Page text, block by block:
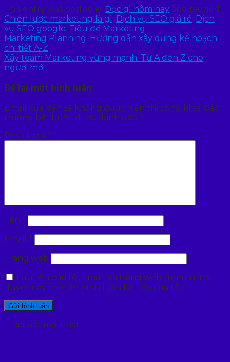
This entry was posted in Đọc gì hôm nay and tagged
Chiến lược marketing là gì, Dịch vụ SEO giá rẻ, Dịch
vụ SEO google, Tiêu đề Marketing.
Marketing Planning: Hướng dẫn xây dựng kế hoạch
chi tiết A-Z
Xây team Marketing vững mạnh: Từ A đến Z cho
người mới
Để lại một bình luận
Email của bạn sẽ không được hiển thị công khai. Các
trường bắt buộc được đánh dấu *
Bình luận *
Tên *
Email *
Trang web
Lưu tên của tôi, email, và trang web trong trình
duyệt này cho lần bình luận kế tiếp của tôi.
Bài viết mới nhất